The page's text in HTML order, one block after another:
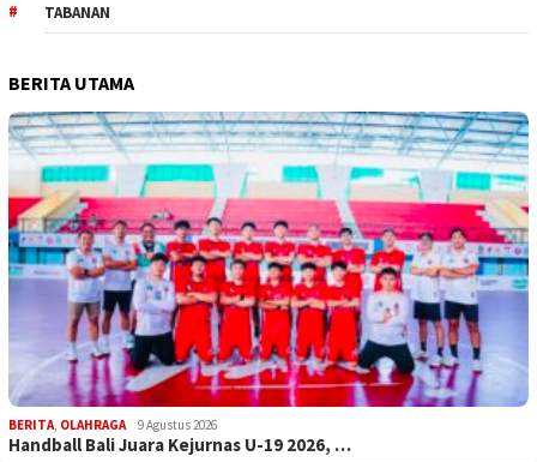
TABANAN
BERITA UTAMA
BERITA, OLAHRAGA 9 Agustus 2026
Handball Bali Juara Kejurnas U-19 2026, …